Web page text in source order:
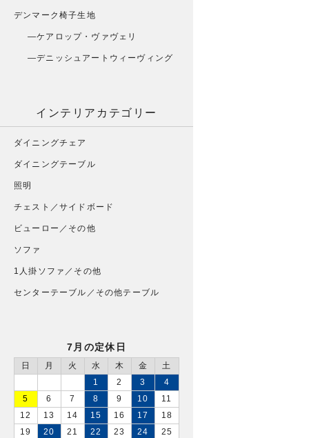
デンマーク椅子生地
ケアロップ・ヴァヴェリ
デニッシュアートウィーヴィング
インテリアカテゴリー
ダイニングチェア
ダイニングテーブル
照明
チェスト／サイドボード
ビューロー／その他
ソファ
1人掛ソファ／その他
センターテーブル／その他テーブル
7月の定休日
日 月 火 水 木 金
土
1
2 3
4
5
6 7 8 9 10
11
12
13 14 15 16 17
18
19
20 21 22 23 24
25